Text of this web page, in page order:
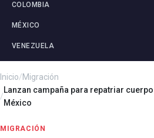
COLOMBIA
MÉXICO
VENEZUELA
Inicio/Migración
/
Lanzan campaña para repatriar
México
MIGRACIÓN